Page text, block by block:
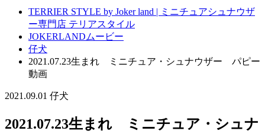
TERRIER STYLE by Joker land | ミニチュアシュナウザ
ー専門店 テリアスタイル
JOKERLANDムービー
仔犬
2021.07.23生まれ ミニチュア・シュナウザー パピー
動画
2021.09.01 仔犬
2021.07.23生まれ ミニチュア・シュナ